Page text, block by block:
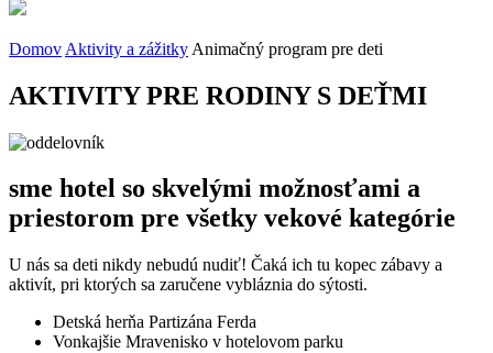
Domov Aktivity a zážitky Animačný program pre deti
AKTIVITY PRE RODINY S DEŤMI
sme hotel so skvelými možnosťami a
priestorom pre všetky vekové kategórie
U nás sa deti nikdy nebudú nudiť! Čaká ich tu kopec zábavy a
aktivít, pri ktorých sa zaručene vybláznia do sýtosti.
Detská herňa Partizána Ferda
Vonkajšie Mravenisko v hotelovom parku